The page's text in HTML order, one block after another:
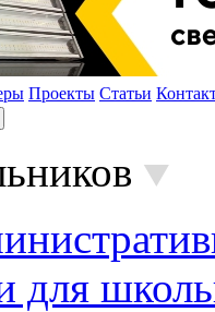
Проекты Статьи
для